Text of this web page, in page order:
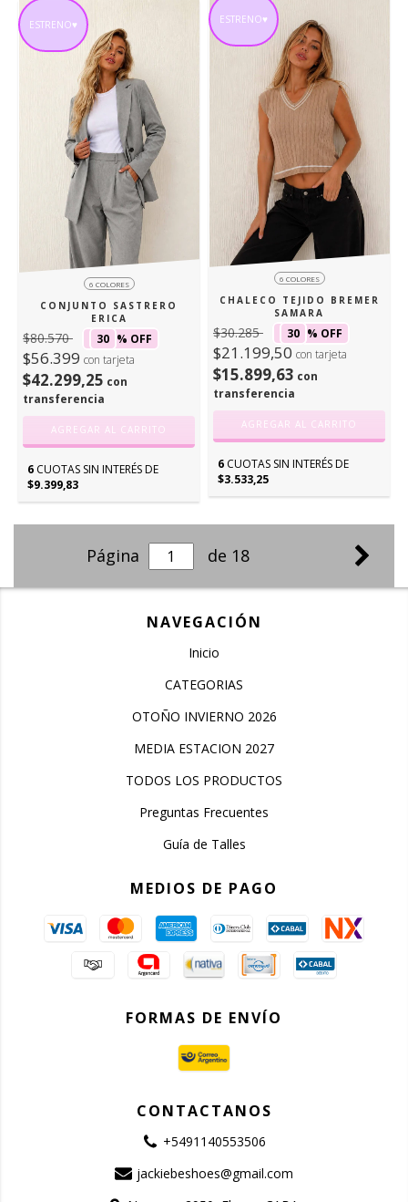
ESTRENO♥
6 COLORES
CONJUNTO SASTRERO
ERICA
$80.570 30 % OFF
$56.399 con tarjeta
$42.299,25 con
transferencia
AGREGAR AL CARRITO
6 CUOTAS SIN INTERÉS DE
$9.399,83
ESTRENO♥
6 COLORES
CHALECO TEJIDO BREMER
SAMARA
$30.285 30 % OFF
$21.199,50 con tarjeta
$15.899,63 con
transferencia
AGREGAR AL CARRITO
6 CUOTAS SIN INTERÉS DE
$3.533,25
Página de 18
NAVEGACIÓN
Inicio
CATEGORIAS
OTOÑO INVIERNO 2026
MEDIA ESTACION 2027
TODOS LOS PRODUCTOS
Preguntas Frecuentes
Guía de Talles
MEDIOS DE PAGO
FORMAS DE ENVÍO
CONTACTANOS
+5491140553506
jackiebeshoes@gmail.com